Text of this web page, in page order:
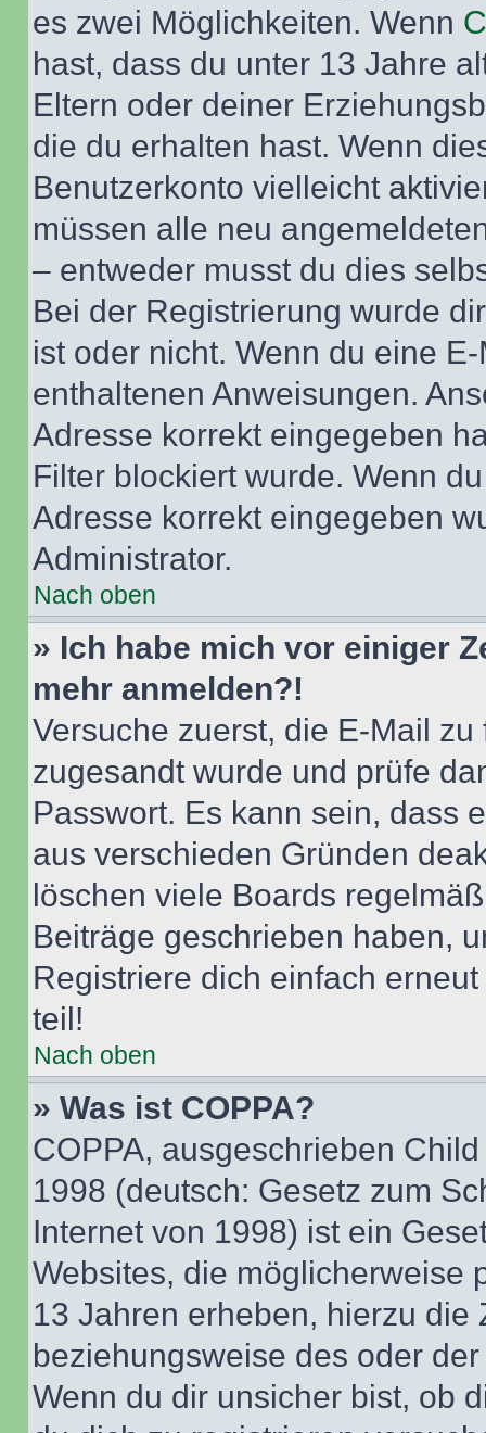
es zwei Möglichkeiten. Wenn
hast, dass du unter 13 Jahre
Eltern oder deiner
die du erhalten hast. Wenn
Benutzerkonto vielleicht
müssen alle neu
– entweder musst du dies
Bei der Registrierung wurde
ist oder nicht. Wenn du eine
enthaltenen Anweisungen.
Adresse korrekt eingegeben
Filter blockiert wurde. Wenn
Adresse korrekt eingegeben
Administrator.
Nach oben
» Ich habe mich vor einiger
mehr anmelden?!
Versuche zuerst, die E-Mail
zugesandt wurde und prüfe
Passwort. Es kann sein, dass
aus verschieden Gründen
löschen viele Boards
Beiträge geschrieben haben,
Registriere dich einfach
teil!
Nach oben
» Was ist COPPA?
COPPA, ausgeschrieben
1998 (deutsch: Gesetz zum
Internet von 1998) ist ein
Websites, die möglicherweise
13 Jahren erheben, hierzu die
beziehungsweise des oder
Wenn du dir unsicher bist, ob